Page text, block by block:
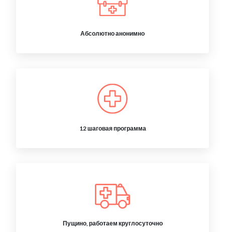
Абсолютно анонимно
12 шаговая программа
Пущино, работаем круглосуточно